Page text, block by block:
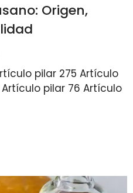
Origen,
pilar 275 Artículo
pilar 76 Artículo